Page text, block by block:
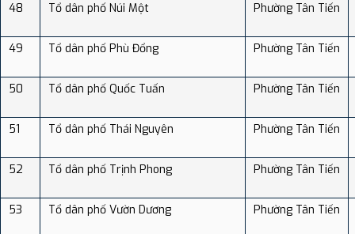
48 Tổ dân phố Núi Một Phường Tân Tiến
49 Tổ dân phố Phù Đổng Phường Tân Tiến
50 Tổ dân phố Quốc Tuấn Phường Tân Tiến
51 Tổ dân phố Thái Nguyên Phường Tân Tiến
52 Tổ dân phố Trịnh Phong Phường Tân Tiến
53 Tổ dân phố Vườn Dương Phường Tân Tiến